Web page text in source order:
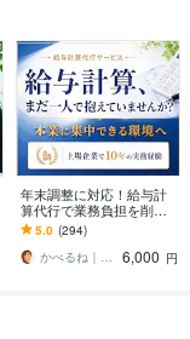
年末調整に対応！給与計
算代行で業務負担を削減
します 【小〜中規模事業
者向け】労務管理を含む
業務の外注化を継続支援
5.0 (294)
かべるね｜給与計算代行（相談可・安心）
6,000 円